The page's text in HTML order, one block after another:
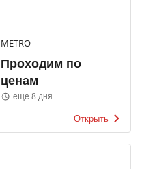
METRO
Проходим по
ценам
еще 8 дня
Открыть